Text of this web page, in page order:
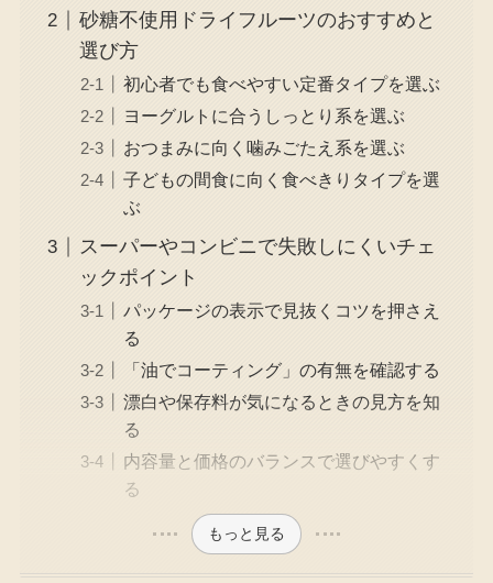
砂糖不使用ドライフルーツのおすすめと
選び方
初心者でも食べやすい定番タイプを選ぶ
ヨーグルトに合うしっとり系を選ぶ
おつまみに向く噛みごたえ系を選ぶ
子どもの間食に向く食べきりタイプを選
ぶ
スーパーやコンビニで失敗しにくいチェ
ックポイント
パッケージの表示で見抜くコツを押さえ
る
「油でコーティング」の有無を確認する
漂白や保存料が気になるときの見方を知
る
内容量と価格のバランスで選びやすくす
る
もっと見る